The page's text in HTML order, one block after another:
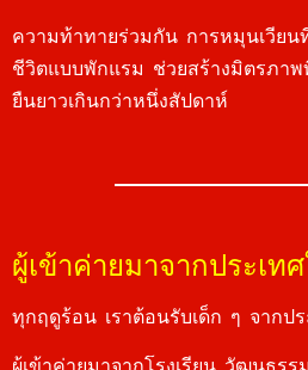
ความท้าทายร่วมกัน การหมุนเวียน
ชีวิตแบบพักแรม ช่วยสร้างมิตรภาพ
ยืนยาวเกินกว่าหนึ่งสัปดาห์
ผู้เข้าค่ายมาจากประเท
ทุกฤดูร้อน เราต้อนรับเด็ก ๆ จากป